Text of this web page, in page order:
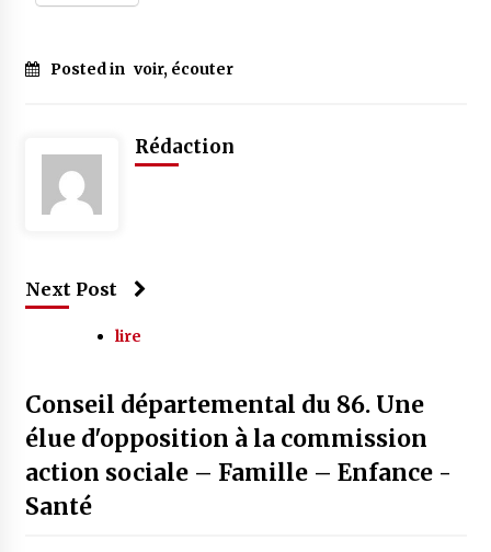
Posted in voir, écouter
Rédaction
Next Post
lire
Conseil départemental du 86. Une
élue d'opposition à la commission
action sociale – Famille – Enfance -
Santé